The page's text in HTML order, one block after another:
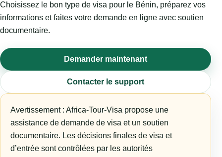
Choisissez le bon type de visa pour le Bénin, préparez vos
informations et faites votre demande en ligne avec soutien
documentaire.
Demander maintenant
Contacter le support
Avertissement : Africa-Tour-Visa propose une
assistance de demande de visa et un soutien
documentaire. Les décisions finales de visa et
d’entrée sont contrôlées par les autorités